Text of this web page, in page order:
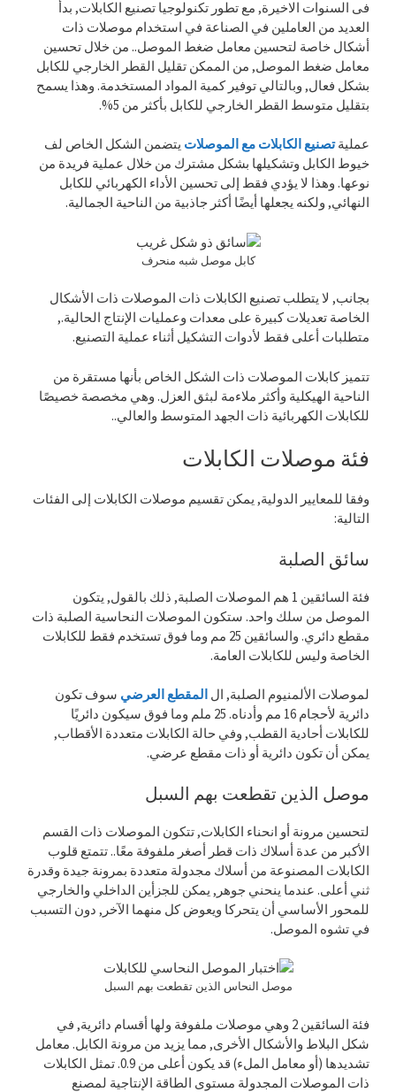
فى السنوات الاخيرة, مع تطور تكنولوجيا تصنيع الكابلات, بدأ
العديد من العاملين في الصناعة في استخدام موصلات ذات
أشكال خاصة لتحسين معامل ضغط الموصل.. من خلال تحسين
معامل ضغط الموصل, من الممكن تقليل القطر الخارجي للكابل
بشكل فعال, وبالتالي توفير كمية المواد المستخدمة. وهذا يسمح
بتقليل متوسط ​​القطر الخارجي للكابل بأكثر من 5%.
عمليةتصنيع الكابلات مع الموصلات يتضمن الشكل الخاص لف
خيوط الكابل وتشكيلها بشكل مشترك من خلال عملية فريدة من
نوعها. وهذا لا يؤدي فقط إلى تحسين الأداء الكهربائي للكابل
النهائي, ولكنه يجعلها أيضًا أكثر جاذبية من الناحية الجمالية.
كابل موصل شبه منحرف
بجانب, لا يتطلب تصنيع الكابلات ذات الموصلات ذات الأشكال
الخاصة تعديلات كبيرة على معدات وعمليات الإنتاج الحالية.,
متطلبات أعلى فقط لأدوات التشكيل أثناء عملية التصنيع.
تتميز كابلات الموصلات ذات الشكل الخاص بأنها مستقرة من
الناحية الهيكلية وأكثر ملاءمة لبثق العزل. وهي مخصصة خصيصًا
للكابلات الكهربائية ذات الجهد المتوسط ​​والعالي..
فئة موصلات الكابلات
وفقا للمعايير الدولية, يمكن تقسيم موصلات الكابلات إلى الفئات
التالية:
سائق الصلبة
فئة السائقين 1 هم الموصلات الصلبة, ذلك بالقول, يتكون
الموصل من سلك واحد. ستكون الموصلات النحاسية الصلبة ذات
مقطع دائري. والسائقين 25 مم وما فوق تستخدم فقط للكابلات
الخاصة وليس للكابلات العامة.
لموصلات الألمنيوم الصلبة, ال المقطع العرضي سوف تكون
دائرية لأحجام 16 مم وأدناه. 25 ملم وما فوق سيكون دائريًا
للكابلات أحادية القطب, وفي حالة الكابلات متعددة الأقطاب,
يمكن أن تكون دائرية أو ذات مقطع عرضي.
موصل الذين تقطعت بهم السبل
لتحسين مرونة أو انحناء الكابلات, تتكون الموصلات ذات القسم
الأكبر من عدة أسلاك ذات قطر أصغر ملفوفة معًا.. تتمتع قلوب
الكابلات المصنوعة من أسلاك مجدولة متعددة بمرونة جيدة وقدرة
ثني أعلى. عندما ينحني جوهر, يمكن للجزأين الداخلي والخارجي
للمحور الأساسي أن يتحركا ويعوض كل منهما الآخر, دون التسبب
في تشوه الموصل.
موصل النحاس الذين تقطعت بهم السبل
فئة السائقين 2 وهي موصلات ملفوفة ولها أقسام دائرية, في
شكل البلاط والأشكال الأخرى, مما يزيد من مرونة الكابل. معامل
تشديدها (أو معامل الملء) قد يكون أعلى من 0.9. تمثل الكابلات
ذات الموصلات المجدولة مستوى الطاقة الإنتاجية لمصنع